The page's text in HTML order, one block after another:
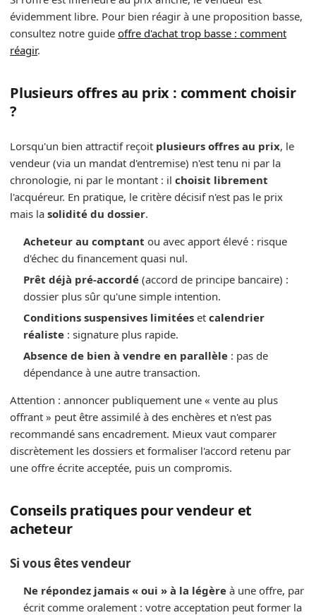
évidemment libre. Pour bien réagir à une proposition basse,
consultez notre guide offre d'achat trop basse : comment
réagir.
Plusieurs offres au prix : comment choisir
?
Lorsqu'un bien attractif reçoit plusieurs offres au prix, le
vendeur (via un mandat d'entremise) n'est tenu ni par la
chronologie, ni par le montant : il choisit librement
l'acquéreur. En pratique, le critère décisif n'est pas le prix
mais la solidité du dossier.
Acheteur au comptant ou avec apport élevé : risque
d'échec du financement quasi nul.
Prêt déjà pré-accordé(accord de principe bancaire) :
dossier plus sûr qu'une simple intention.
Conditions suspensives limitéeset calendrier
réaliste: signature plus rapide.
Absence de bien à vendre en parallèle: pas de
dépendance à une autre transaction.
Attention : annoncer publiquement une « vente au plus
offrant » peut être assimilé à des enchères et n'est pas
recommandé sans encadrement. Mieux vaut comparer
discrètement les dossiers et formaliser l'accord retenu par
une offre écrite acceptée, puis un compromis.
Conseils pratiques pour vendeur et
acheteur
Si vous êtes vendeur
Ne répondez jamais « oui » à la légèreà une offre, par
écrit comme oralement : votre acceptation peut former la